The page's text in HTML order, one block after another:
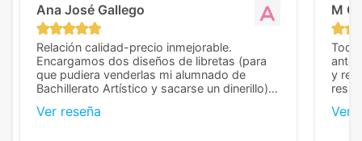
Ana José Gallego
Relación calidad-precio inmejorable.
Encargamos dos diseños de libretas (para
que pudiera venderlas mi alumnado de
Bachillerato Artístico y sacarse un dinerillo) y
diferencia, con libretas de muy buena calidad
Ver reseña
M C
Todo
y
Ver